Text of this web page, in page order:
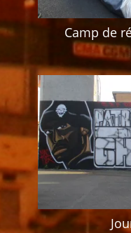
Camp de